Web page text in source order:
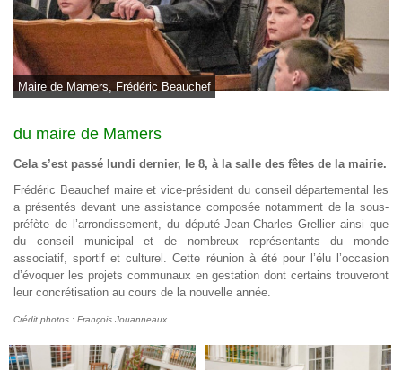
Maire de Mamers, Frédéric Beauchef
du maire de Mamers
Cela s’est passé lundi dernier, le 8, à la salle des fêtes de la mairie.
Frédéric Beauchef maire et vice-président du conseil départemental les
a présentés devant une assistance composée notamment de la sous-
préfète de l’arrondissement, du député Jean-Charles Grellier ainsi que
du conseil municipal et de nombreux représentants du monde
associatif, sportif et culturel. Cette réunion à été pour l’élu l’occasion
d’évoquer les projets communaux en gestation dont certains trouveront
leur concrétisation au cours de la nouvelle année.
Crédit photos : François Jouanneaux